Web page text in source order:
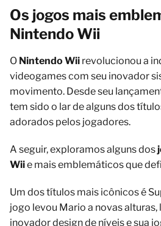
Os jogos mais
Nintendo Wii
O Nintendo Wii revolucionou a
videogames com seu inovador
movimento. Desde seu
tem sido o lar de alguns dos
adorados pelos jogadores.
A seguir, exploramos alguns dos
Wiie mais emblemáticos que
Um dos títulos mais icônicos é
jogo levou Mario a novas
inovador design de níveis e sua